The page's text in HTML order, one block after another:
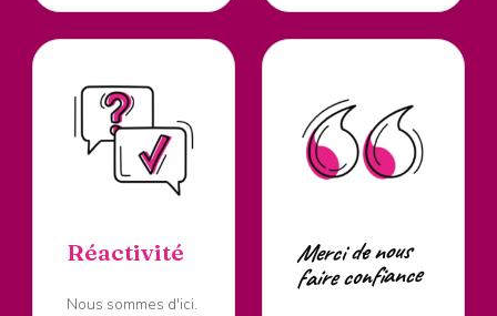
Réactivité
Nous sommes d'ici.
Merci de nous
faire confiance